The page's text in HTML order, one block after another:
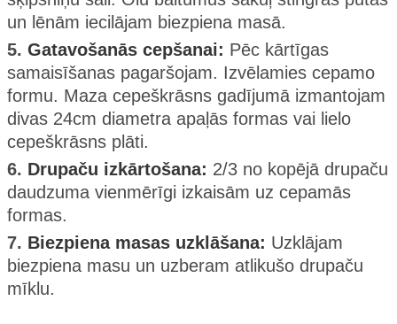
un lēnām iecilājam biezpiena masā.
5. Gatavošanās cepšanai: Pēc kārtīgas
samaisīšanas pagaršojam. Izvēlamies cepamo
formu. Maza cepeškrāsns gadījumā izmantojam
divas 24cm diametra apaļās formas vai lielo
cepeškrāsns plāti.
6. Drupaču izkārtošana: 2/3 no kopējā drupaču
daudzuma vienmērīgi izkaisām uz cepamās
formas.
7. Biezpiena masas uzklāšana: Uzklājam
biezpiena masu un uzberam atlikušo drupaču
mīklu.